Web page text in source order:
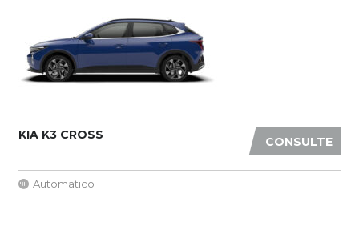
CONSULTE
KIA K3 CROSS
Automatico